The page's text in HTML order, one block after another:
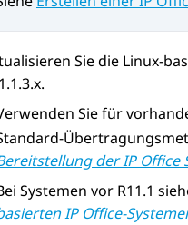
Sie die Linux-
.
Sie für
derIP Office
Systemen vor R11.1
IP Office-